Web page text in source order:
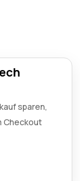
sparen,
Checkout